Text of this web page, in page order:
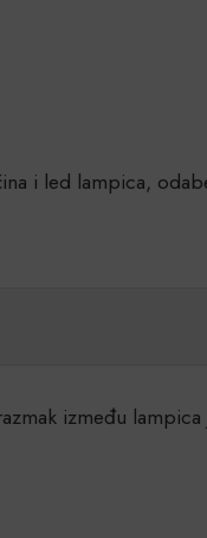
i led lampica,
između